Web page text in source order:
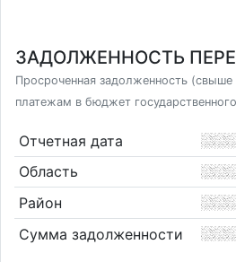
ЗАДОЛЖЕННОСТЬ
Просроченная задолженность
платежам в бюджет
Отчетная дата
Область
Район
Сумма задолженности